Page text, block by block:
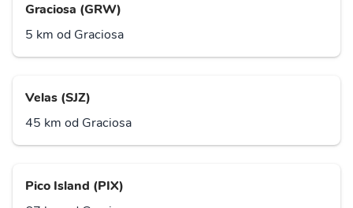
Graciosa (GRW)
5 km od Graciosa
Velas (SJZ)
45 km od Graciosa
Pico Island (PIX)